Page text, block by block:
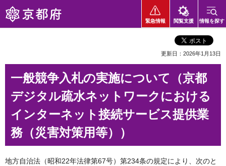
京都府
緊急情報 閲覧支援 情報を探す
更新日：2026年1月13日
一般競争入札の実施について（京都
デジタル疏水ネットワークにおける
インターネット接続サービス提供業
務（災害対策用等））
地方自治法（昭和22年法律第67号）第234条の規定により、次のと